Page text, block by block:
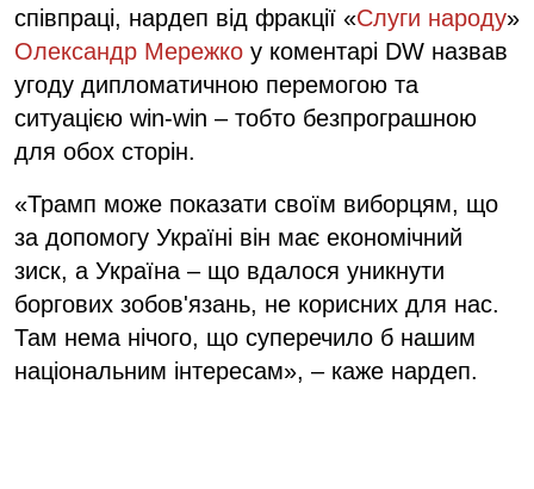
співпраці, нардеп від фракції «Слуги народу»
Олександр Мережко у коментарі DW назвав
угоду дипломатичною перемогою та
ситуацією win-win – тобто безпрограшною
для обох сторін.
«Трамп може показати своїм виборцям, що
за допомогу Україні він має економічний
зиск, а Україна – що вдалося уникнути
боргових зобов'язань, не корисних для нас.
Там нема нічого, що суперечило б нашим
національним інтересам», – каже нардеп.